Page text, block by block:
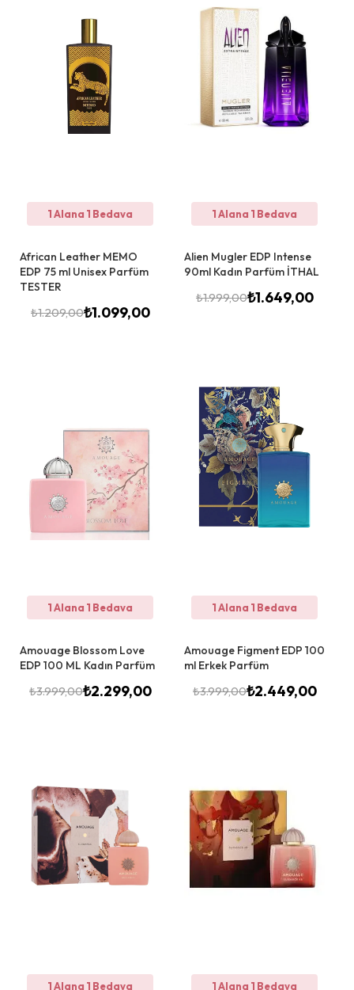
1 Alana 1 Bedava
African Leather MEMO
EDP 75 ml Unisex Parfüm
TESTER
₺1.209,00₺1.099,00
1 Alana 1 Bedava
Alien Mugler EDP Intense
90ml Kadın Parfüm İTHAL
₺1.999,00₺1.649,00
1 Alana 1 Bedava
Amouage Blossom Love
EDP 100 ML Kadın Parfüm
₺3.999,00₺2.299,00
1 Alana 1 Bedava
Amouage Figment EDP 100
ml Erkek Parfüm
₺3.999,00₺2.449,00
1 Alana 1 Bedava 1 Alana 1 Bedava